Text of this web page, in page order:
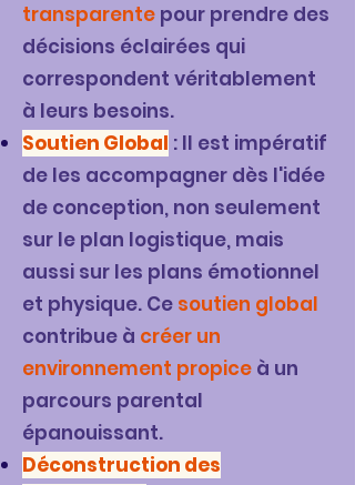
transparente pour prendre des
décisions éclairées qui
correspondent véritablement
à leurs besoins.
Soutien Global : Il est impératif
de les accompagner dès l'idée
de conception, non seulement
sur le plan logistique, mais
aussi sur les plans émotionnel
et physique. Ce soutien global
contribue à créer un
environnement propice à un
parcours parental
épanouissant.
Déconstruction des